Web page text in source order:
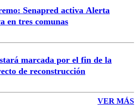
Senapred activa Alerta
en tres comunas
marcada por el fin de la
de reconstrucción
VER MÁS